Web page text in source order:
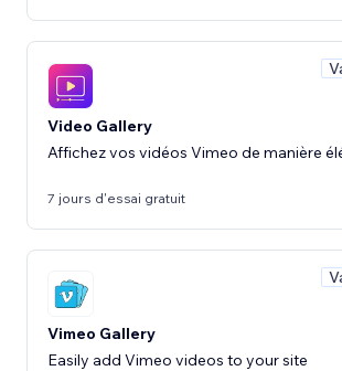
Video Gallery
Affichez vos vidéos Vimeo de manière
7 jours d'essai gratuit
Vimeo Gallery
Easily add Vimeo videos to your site